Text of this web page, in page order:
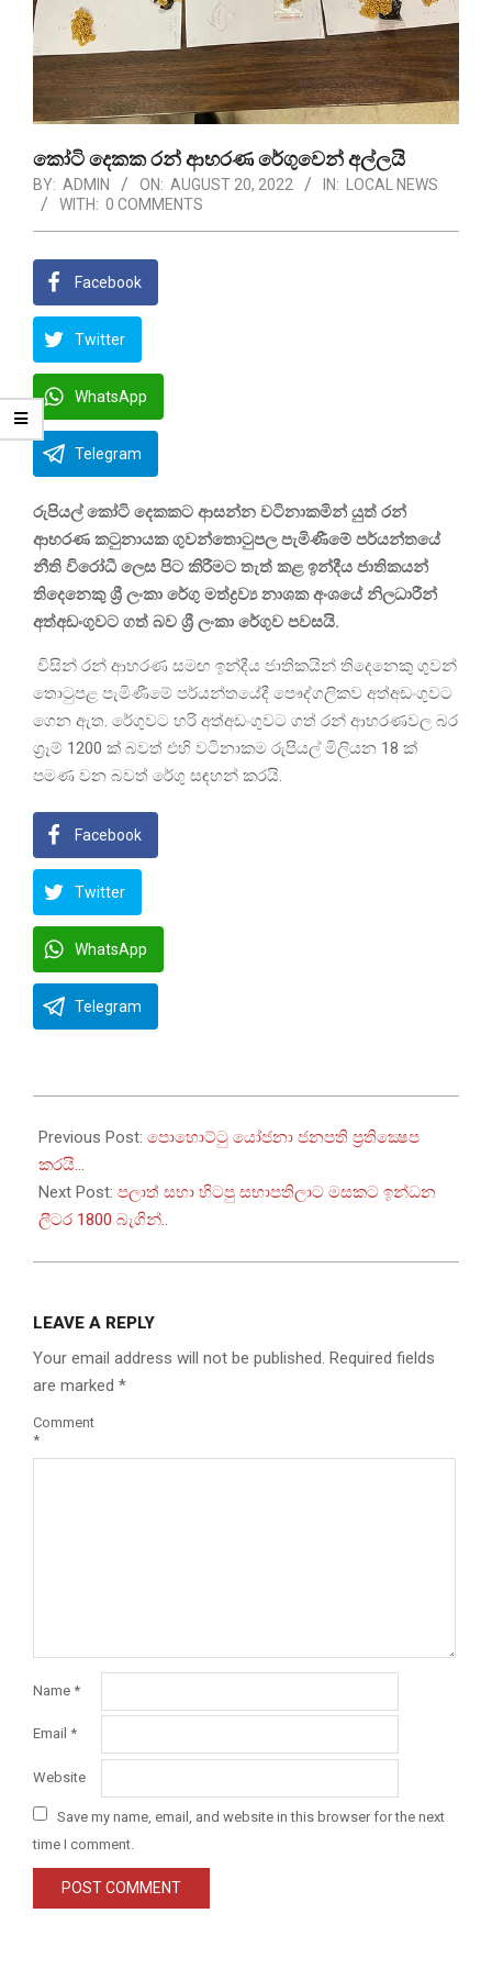
කෝටි දෙකක රන් ආභරණ රේගුවෙන් අල්ලයි
BY: ADMIN ON: AUGUST 20, 2022 IN:
LOCAL NEWS
WITH: 0 COMMENTS
Facebook
Twitter
WhatsApp
Telegram
රුපියල් කෝටි දෙකකට ආසන්න වටිනාකමින් යුත් රන්
ආභරණ කටුනායක ගුවන්තොටුපල පැමිණීමේ පර්යන්තයේ
නීති විරෝධී ලෙස පිට කිරීමට තැත් කළ ඉන්දීය ජාතිකයන්
තිදෙනෙකු ශ්‍රී ලංකා රේගු මත්ද්‍රව්‍ය නාශක අංශයේ නිලධාරීන්
අත්අඩංගුවට ගත් බව ශ්‍රී ලංකා රේගුව පවසයි.
විසින් රන් ආභරණ සමඟ ඉන්දීය ජාතිකයින් තිදෙනෙකු ගුවන්
තොටුපළ පැමිණීමේ පර්යන්තයේදී පෞද්ගලිකව අත්අඩංගුවට
ගෙන ඇත. රේගුවට හරි අත්අඩංගුවට ගත් රන් ආභරණවල බර
ග්‍රෑම් 1200 ක් බවත් එහි වටිනාකම රුපියල් මිලියන 18 ක්
පමණ වන බවත් රේගු සඳහන් කරයි.
Facebook
Twitter
WhatsApp
Telegram
08-
20
Previous Post: පොහොට්ටු යෝජනා ජනපති ප‍්‍රතික්‍ෂෙප
කරයි…
Next Post: පලාත් සභා හිටපු සභාපතිලාට මසකට ඉන්ධන
ලීටර 1800 බැගින්..
LEAVE A REPLY
Your email address will not be published. Required fields
are marked *
Comment
*
Name *
Email *
Website
Save my name, email, and website in this browser for the next
time I comment.